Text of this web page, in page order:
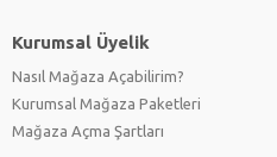
Kurumsal Üyelik
Nasıl Mağaza Açabilirim?
Kurumsal Mağaza Paketleri
Mağaza Açma Şartları